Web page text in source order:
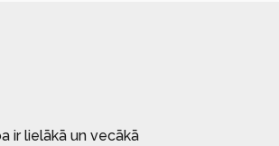
ir lielākā un vecākā